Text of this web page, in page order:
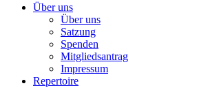
Über uns
Über uns
Satzung
Spenden
Mitgliedsantrag
Impressum
Repertoire